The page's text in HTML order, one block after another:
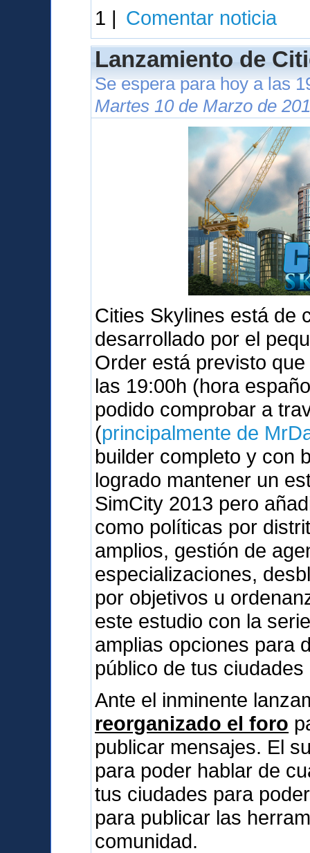
1 | Comentar noticia
Lanzamiento de
Se espera para hoy a las
Martes 10 de Marzo de
Cities Skylines está de
desarrollado por el
Order está previsto
las 19:00h (hora
podido comprobar a
(principalmente de
builder completo y con
logrado mantener un
SimCity 2013 pero
como políticas por
amplios, gestión de
especializaciones,
por objetivos u
este estudio con la
amplias opciones para
público de tus ciudades
Ante el inminente
reorganizado el foro
publicar mensajes. El
para poder hablar de
tus ciudades para
para publicar las
comunidad.